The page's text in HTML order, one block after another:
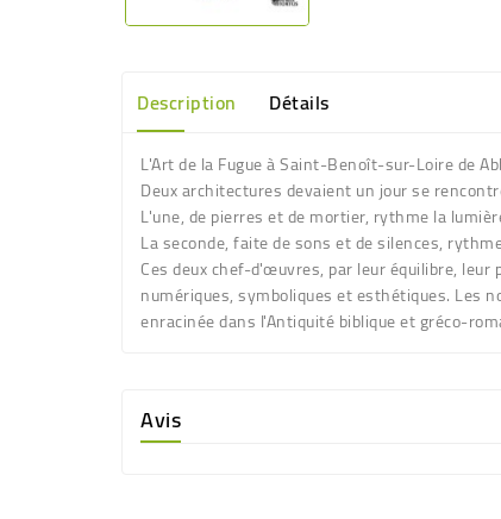
Description Détails
L'Art de la Fugue à Saint-Benoît-sur-Loire de
Deux architectures devaient un jour se
L'une, de pierres et de mortier, rythme la
La seconde, faite de sons et de silences,
Ces deux chef-d'œuvres, par leur équilibre,
numériques, symboliques et esthétiques. Les
enracinée dans l'Antiquité biblique et gréco-
Avis